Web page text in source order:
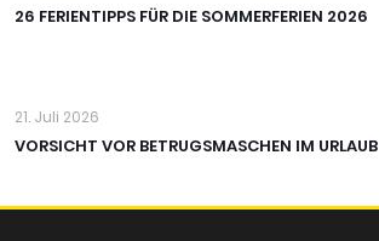
26 FERIENTIPPS FÜR DIE SOMMERFERIEN 2026
21. Juli 2026
VORSICHT VOR BETRUGSMASCHEN IM URLAUB